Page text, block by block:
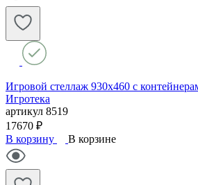
Игровой стеллаж 930х460 с
Игротека
артикул 8519
17670 ₽
В корзину
В корзине